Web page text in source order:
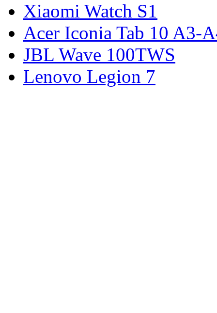
Xiaomi Watch S1
Acer Iconia Tab 10 A3-
JBL Wave 100TWS
Lenovo Legion 7